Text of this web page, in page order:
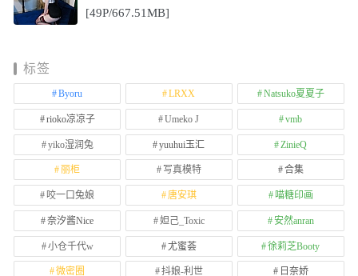
[49P/667.51MB]
标签
Byoru LRXX Natsuko夏夏子
rioko凉凉子 Umeko J vmb
yiko湿润兔 yuuhui玉汇 ZinieQ
丽柜 写真模特 合集
咬一口兔娘 唐安琪 喵糖印画
奈汐酱Nice 妲己_Toxic 安然anran
小仓千代w 尤蜜荟 徐莉芝Booty
微密圈 抖娘-利世 日奈娇